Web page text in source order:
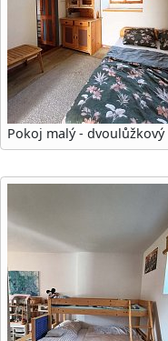
Pokoj malý - dvoulůžkový